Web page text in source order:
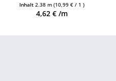
erhältlich
Inhalt2.38 m(10,99 € / 1 )
4,62 € /m